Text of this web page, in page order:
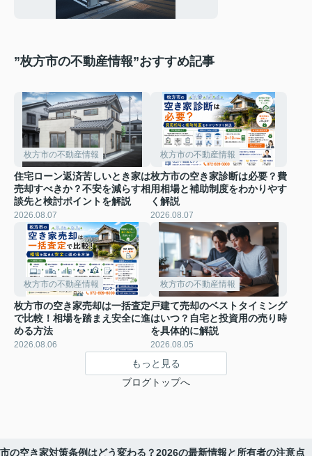
”枚方市の不動産情報”おすすめ記事
枚方市の不動産情報
住宅ローン返済苦しいとき家は
売却すべきか？不安を減らす相
談先と検討ポイントを解説
2026.08.07
枚方市の不動産情報
枚方市の空き家診断は必要？費
用相場と補助制度をわかりやす
く解説
2026.08.07
枚方市の不動産情報
枚方市の空き家売却は一括査定
で比較！相場を踏まえ安全に進
める方法
2026.08.06
枚方市の不動産情報
戸建て売却のベストタイミング
はいつ？自宅と投資用の売り時
を具体的に解説
2026.08.05
もっと見る
ブログトップへ
の空き家対策条例はどう変わる？2026の最新情報と所有者の注意点